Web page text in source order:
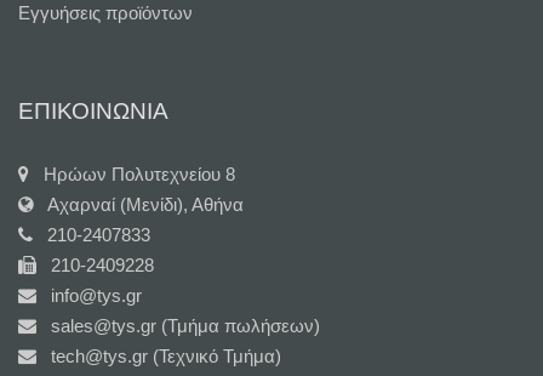
Εγγυήσεις προϊόντων
ΕΠΙΚΟΙΝΩΝΙΑ
Ηρώων Πολυτεχνείου 8
Αχαρναί (Μενίδι), Αθήνα
210-2407833
210-2409228
info@tys.gr
sales@tys.gr (Τμήμα πωλήσεων)
tech@tys.gr (Τεχνικό Τμήμα)